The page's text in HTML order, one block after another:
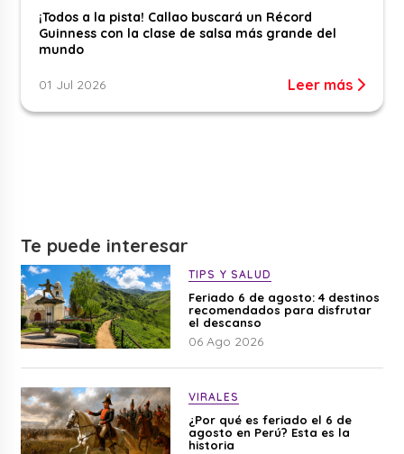
¡Todos a la pista! Callao buscará un Récord
Guinness con la clase de salsa más grande del
mundo
01 Jul 2026 Leer más
Te puede interesar
TIPS Y SALUD
Feriado 6 de agosto: 4 destinos
recomendados para disfrutar
el descanso
06 Ago 2026
VIRALES
¿Por qué es feriado el 6 de
agosto en Perú? Esta es la
historia